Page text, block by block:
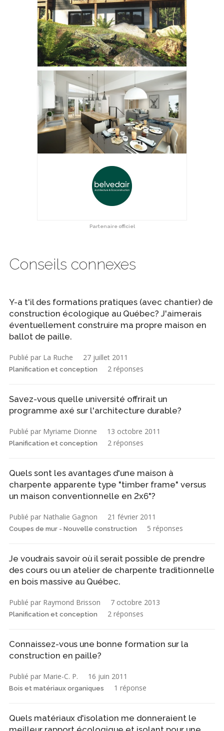
Partenaire officiel
Conseils connexes
Y-a t'il des formations pratiques (avec chantier) de
construction écologique au Québec? J'aimerais
éventuellement construire ma propre maison en
ballot de paille.
Publié par La Ruche 27 juillet 2011
Planification et conception 2 réponses
Savez-vous quelle université offrirait un
programme axé sur l'architecture durable?
Publié par Myriame Dionne 13 octobre 2011
Planification et conception 2 réponses
Quels sont les avantages d'une maison à
charpente apparente type "timber frame" versus
un maison conventionnelle en 2x6"?
Publié par Nathalie Gagnon 21 février 2011
Coupes de mur - Nouvelle construction 5 réponses
Je voudrais savoir où il serait possible de prendre
des cours ou un atelier de charpente traditionnelle
en bois massive au Québec.
Publié par Raymond Brisson 7 octobre 2013
Planification et conception 2 réponses
Connaissez-vous une bonne formation sur la
construction en paille?
Publié par Marie-C. P. 16 juin 2011
Bois et matériaux organiques 1 réponse
Quels matériaux d'isolation me donneraient le